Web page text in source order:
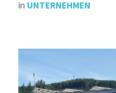
in UNTERNEHMEN